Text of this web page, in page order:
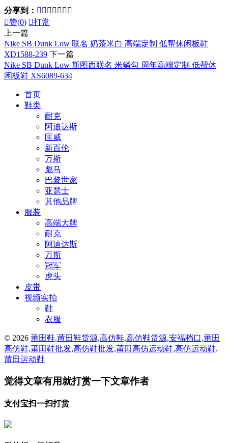
分享到：       
赞(0) 打赏
上一篇
Nike SB Dunk Low 联名 奶茶米白 高端定制 低帮休闲板鞋
XD1588-239 下一篇
Nike SB Dunk Low 斯图西联名 米鳞勾 周年高端定制 低帮休
闲板鞋 XS6089-634
首页
鞋类
耐克
阿迪达斯
匡威
新百伦
万斯
彪马
巴黎世家
亚瑟士
其他品牌
服装
高端大牌
耐克
阿迪达斯
万斯
冠军
虎头
皮带
视频实拍
鞋
衣服
© 2026 莆田鞋,莆田鞋货源,高仿鞋,高仿鞋货源,安福档口,莆田
高仿鞋,莆田鞋批发,高仿鞋批发,莆田高仿运动鞋,高仿运动鞋,
莆田运动鞋
觉得文章有用就打赏一下文章作者
支付宝扫一扫打赏